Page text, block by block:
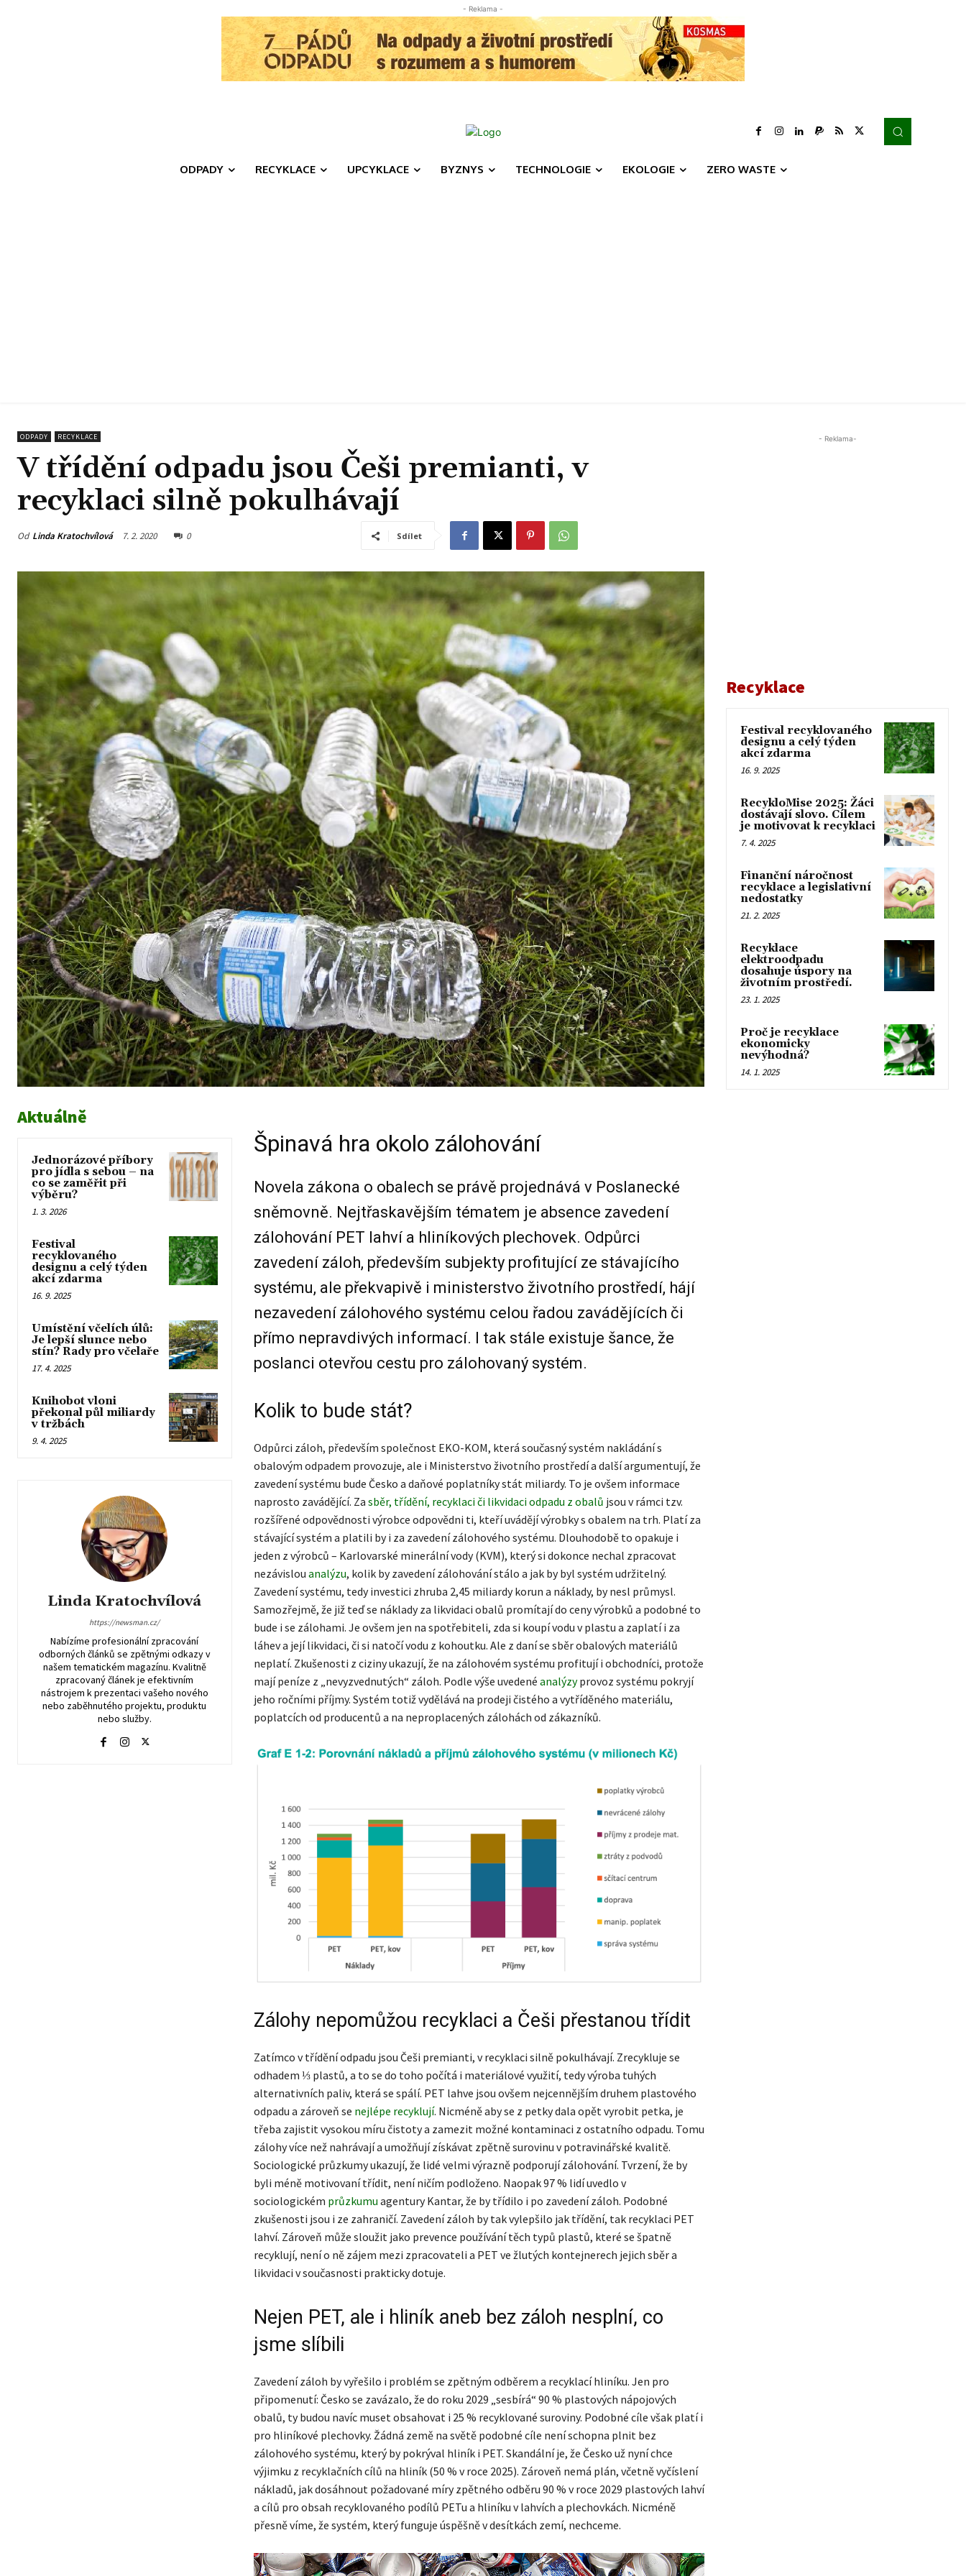
- Reklama -
ODPADY RECYKLACE UPCYKLACE BYZNYS TECHNOLOGIE EKOLOGIE ZERO WASTE
ODPADY RECYKLACE
V třídění odpadu jsou Češi premianti, v
recyklaci silně pokulhávají
Od Linda Kratochvílová 7. 2. 2020 0 Sdílet
Aktuálně
Jednorázové příbory
pro jídla s sebou – na
co se zaměřit při
výběru?
1. 3. 2026
Festival
recyklovaného
designu a celý týden
akcí zdarma
16. 9. 2025
Umístění včelích úlů:
Je lepší slunce nebo
stín? Rady pro včelaře
17. 4. 2025
Knihobot vloni
překonal půl miliardy
v tržbách
9. 4. 2025
Linda Kratochvílová
https://newsman.cz/
Nabízíme profesionální zpracování
odborných článků se zpětnými odkazy v
našem tematickém magazínu. Kvalitně
zpracovaný článek je efektivním
nástrojem k prezentaci vašeho nového
nebo zaběhnutého projektu, produktu
nebo služby.
Špinavá hra okolo zálohování
Novela zákona o obalech se právě projednává v Poslanecké
sněmovně. Nejtřaskavějším tématem je absence zavedení
zálohování PET lahví a hliníkových plechovek. Odpůrci
zavedení záloh, především subjekty profitující ze stávajícího
systému, ale překvapivě i ministerstvo životního prostředí, hájí
nezavedení zálohového systému celou řadou zavádějících či
přímo nepravdivých informací. I tak stále existuje šance, že
poslanci otevřou cestu pro zálohovaný systém.
Kolik to bude stát?
Odpůrci záloh, především společnost EKO-KOM, která současný systém nakládání s
obalovým odpadem provozuje, ale i Ministerstvo životního prostředí a další argumentují, že
zavedení systému bude Česko a daňové poplatníky stát miliardy. To je ovšem informace
naprosto zavádějící. Za sběr, třídění, recyklaci či likvidaci odpadu z obalů jsou v rámci tzv.
rozšířené odpovědnosti výrobce odpovědni ti, kteří uvádějí výrobky s obalem na trh. Platí za
stávající systém a platili by i za zavedení zálohového systému. Dlouhodobě to opakuje i
jeden z výrobců – Karlovarské minerální vody (KVM), který si dokonce nechal zpracovat
nezávislou analýzu, kolik by zavedení zálohování stálo a jak by byl systém udržitelný.
Zavedení systému, tedy investici zhruba 2,45 miliardy korun a náklady, by nesl průmysl.
Samozřejmě, že již teď se náklady za likvidaci obalů promítají do ceny výrobků a podobné to
bude i se zálohami. Je ovšem jen na spotřebiteli, zda si koupí vodu v plastu a zaplatí i za
láhev a její likvidaci, či si natočí vodu z kohoutku. Ale z daní se sběr obalových materiálů
neplatí. Zkušenosti z ciziny ukazují, že na zálohovém systému profitují i obchodníci, protože
mají peníze z „nevyzvednutých“ záloh. Podle výše uvedené analýzyprovoz systému pokryjí
jeho ročními příjmy. Systém totiž vydělává na prodeji čistého a vytříděného materiálu,
poplatcích od producentů a na neproplacených zálohách od zákazníků.
Zálohy nepomůžou recyklaci a Češi přestanou třídit
Zatímco v třídění odpadu jsou Češi premianti, v recyklaci silně pokulhávají. Zrecykluje se
odhadem ⅓ plastů, a to se do toho počítá i materiálové využití, tedy výroba tuhých
alternativních paliv, která se spálí. PET lahve jsou ovšem nejcennějším druhem plastového
odpadu a zároveň se nejlépe recyklují. Nicméně aby se z petky dala opět vyrobit petka, je
třeba zajistit vysokou míru čistoty a zamezit možné kontaminaci z ostatního odpadu. Tomu
zálohy více než nahrávají a umožňují získávat zpětně surovinu v potravinářské kvalitě.
Sociologické průzkumy ukazují, že lidé velmi výrazně podporují zálohování. Tvrzení, že by
byli méně motivovaní třídit, není ničím podloženo. Naopak 97 % lidí uvedlo v
sociologickém průzkumu agentury Kantar, že by třídilo i po zavedení záloh. Podobné
zkušenosti jsou i ze zahraničí. Zavedení záloh by tak vylepšilo jak třídění, tak recyklaci PET
lahví. Zároveň může sloužit jako prevence používání těch typů plastů, které se špatně
recyklují, není o ně zájem mezi zpracovateli a PET ve žlutých kontejnerech jejich sběr a
likvidaci v současnosti prakticky dotuje.
Nejen PET, ale i hliník aneb bez záloh nesplní, co
jsme slíbili
Zavedení záloh by vyřešilo i problém se zpětným odběrem a recyklací hliníku. Jen pro
připomenutí: Česko se zavázalo, že do roku 2029 „sesbírá“ 90 % plastových nápojových
obalů, ty budou navíc muset obsahovat i 25 % recyklované suroviny. Podobné cíle však platí i
pro hliníkové plechovky. Žádná země na světě podobné cíle není schopna plnit bez
zálohového systému, který by pokrýval hliník i PET. Skandální je, že Česko už nyní chce
výjimku z recyklačních cílů na hliník (50 % v roce 2025). Zároveň nemá plán, včetně vyčíslení
nákladů, jak dosáhnout požadované míry zpětného odběru 90 % v roce 2029 plastových lahví
a cílů pro obsah recyklovaného podílů PETu a hliníku v lahvích a plechovkách. Nicméně
přesně víme, že systém, který funguje úspěšně v desítkách zemí, nechceme.
- Reklama-
Recyklace
Festival recyklovaného
designu a celý týden
akcí zdarma
16. 9. 2025
RecykloMise 2025: Žáci
dostávají slovo. Cílem
je motivovat k recyklaci
7. 4. 2025
Finanční náročnost
recyklace a legislativní
nedostatky
21. 2. 2025
Recyklace
elektroodpadu
dosahuje úspory na
životním prostředí.
23. 1. 2025
Proč je recyklace
ekonomicky
nevýhodná?
14. 1. 2025